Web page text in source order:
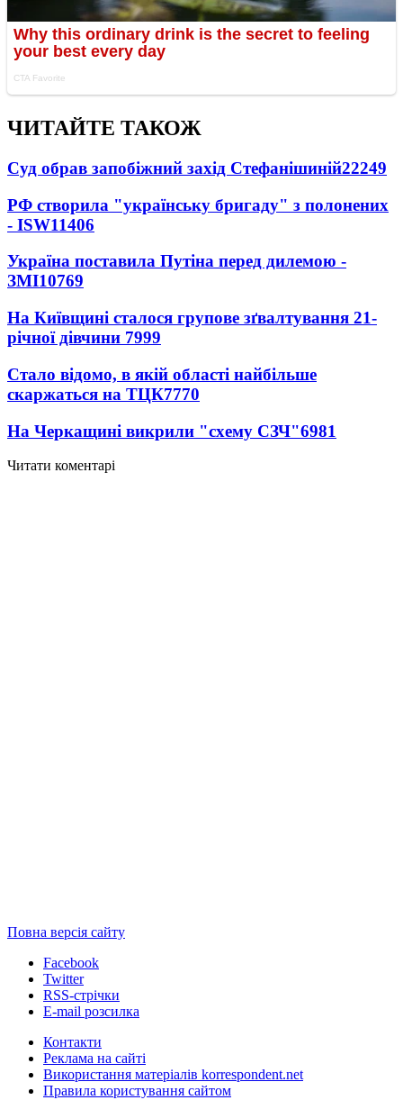
ЧИТАЙТЕ ТАКОЖ
Суд обрав запобіжний захід Стефанішиній22249
РФ створила "українську бригаду" з полонених
- ISW11406
Україна поставила Путіна перед дилемою -
ЗМІ10769
На Київщині сталося групове зґвалтування 21-
річної дівчини 7999
Стало відомо, в якій області найбільше
скаржаться на ТЦК7770
На Черкащині викрили "схему СЗЧ"6981
Читати коментарі
Повна версія сайту
Facebook
Twitter
RSS-стрічки
E-mail розсилка
Контакти
Реклама на сайті
Використання матеріалів korrespondent.net
Правила користування сайтом